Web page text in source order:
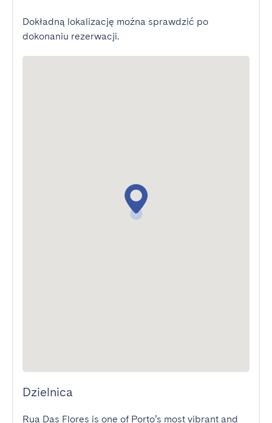
Dokładną lokalizację można sprawdzić po
dokonaniu rezerwacji.
Dzielnica
Rua Das Flores is one of Porto’s most vibrant and